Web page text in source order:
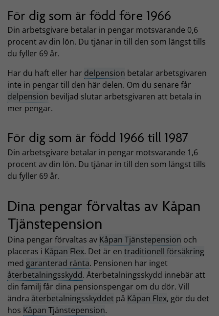
För dig som är född före 1966
Din arbetsgivare betalar in pengar motsvarande 0,6
procent av din lön. Du tjänar in till den som längst tills
du fyller 69 år.
Har du haft eller har delpension betalar arbetsgivaren
inte in pengar till den här delen. Om du senare får
delpension beviljad slutar arbetsgivaren att betala in
mer pengar.
För dig som är född 1966 till 1987
Din arbetsgivare betalar in pengar motsvarande 1,6
procent av din lön. Du tjänar in till den som längst tills
du fyller 69 år.
Dina pengar förvaltas av Kåpan
Tjänstepension
Dina pengar förvaltas av Kåpan Tjänstepension och
placeras i Kåpan Flex. Det är en traditionell försäkring
med garanterad ränta. Pensionen har inget
återbetalningsskydd. Återbetalningsskydd innebär att
din familj får dina pensionspengar om du dör. Vill
ändra återbetalningsskyddet på Kåpan Flex, gör du det
hos Kåpan Tjänstepension.